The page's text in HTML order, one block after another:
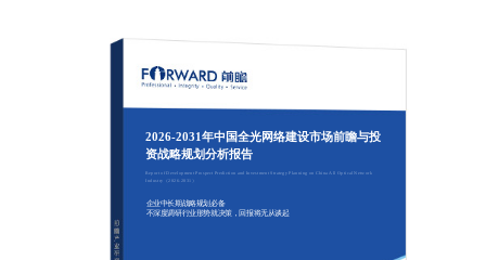
2026-2031年中国全光网络建设市场前瞻与投
资战略规划分析报告
Report of Development Prospect Prediction and Investment Strategy Planning on China All Optical Network
Industry（2026-2031）
企业中长期战略规划必备
不深度调研行业形势就决策，回报将无从谈起